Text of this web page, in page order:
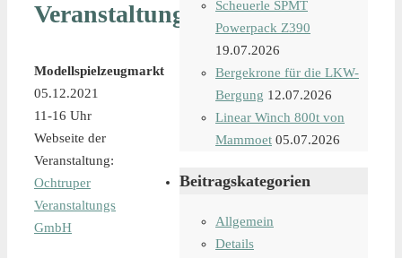
Veranstaltungsdetails
Modellspielzeugmarkt
05.12.2021
11-16 Uhr
Webseite der
Veranstaltung:
Ochtruper
Veranstaltungs
GmbH
Scheuerle SPMT
Powerpack Z390
19.07.2026
Bergekrone für die LKW-
Bergung 12.07.2026
Linear Winch 800t von
Mammoet 05.07.2026
Beitragskategorien
Allgemein
Details